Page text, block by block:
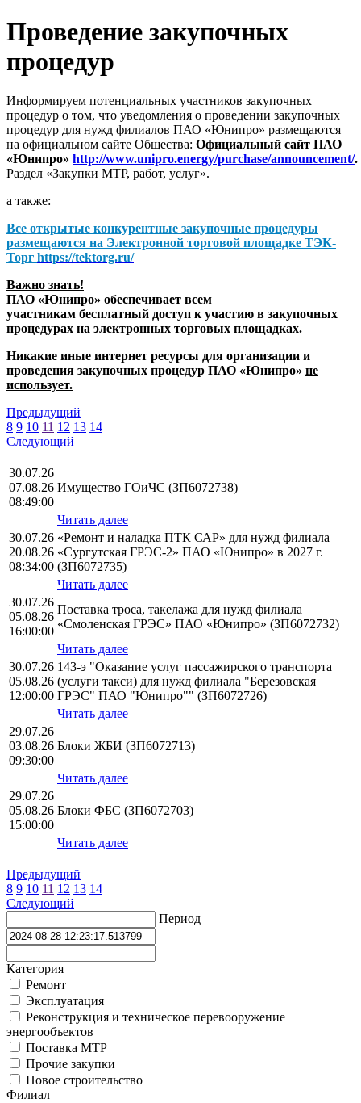
Проведение закупочных
процедур
Информируем потенциальных участников закупочных
процедур о том, что уведомления о проведении закупочных
процедур для нужд филиалов ПАО «Юнипро» размещаются
на официальном сайте Общества: Официальный сайт ПАО
«Юнипро» http://www.unipro.energy/purchase/announcement/.
Раздел «Закупки МТР, работ, услуг».
а также:
Все открытые конкурентные закупочные процедуры
размещаются на Электронной торговой площадке ТЭК-
Торг https://tektorg.ru/
Важно знать!
ПАО «Юнипро» обеспечивает всем
участникам бесплатный доступ к участию в закупочных
процедурах на электронных торговых площадках.
Никакие иные интернет ресурсы для организации и
проведения закупочных процедур ПАО «Юнипро» не
использует.
Предыдущий
8 9 10 11 12 13 14
Следующий
30.07.26
07.08.26
08:49:00
Имущество ГОиЧС (ЗП6072738)
Читать далее
30.07.26
20.08.26
08:34:00
«Ремонт и наладка ПТК САР» для нужд филиала
«Сургутская ГРЭС-2» ПАО «Юнипро» в 2027 г.
(ЗП6072735)
Читать далее
30.07.26
05.08.26
16:00:00
Поставка троса, такелажа для нужд филиала
«Смоленская ГРЭС» ПАО «Юнипро» (ЗП6072732)
Читать далее
30.07.26
05.08.26
12:00:00
143-э "Оказание услуг пассажирского транспорта
(услуги такси) для нужд филиала "Березовская
ГРЭС" ПАО "Юнипро"" (ЗП6072726)
Читать далее
29.07.26
03.08.26
09:30:00
Блоки ЖБИ (ЗП6072713)
Читать далее
29.07.26
05.08.26
15:00:00
Блоки ФБС (ЗП6072703)
Читать далее
Предыдущий
8 9 10 11 12 13 14
Следующий
Период
Категория
Ремонт
Эксплуатация
Реконструкция и техническое перевооружение
энергообъектов
Поставка МТР
Прочие закупки
Новое строительство
Филиал